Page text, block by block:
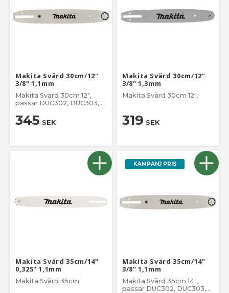
Makita Svärd 30cm/12"
3/8" 1,1mm
Makita Svärd 30cm 12",
passar DUC302, DUC303,
345 SEK
Makita Svärd 30cm/12"
3/8" 1,3mm
Makita Svärd 30cm 12",
319 SEK
Makita Svärd 35cm/14"
0,325" 1,1mm
Makita Svärd 35cm
Makita Svärd 35cm/14"
3/8" 1,1mm
Makita Svärd 35cm 14",
passar DUC302, DUC303,
KAMPANJ PRIS